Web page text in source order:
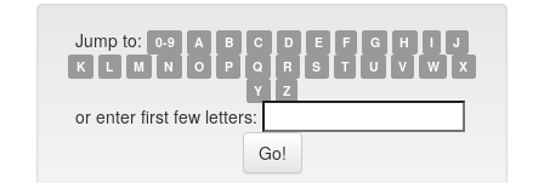
Jump to: 0-9 A B C D E F G H I
J
K
L M N O P Q R S T U V W
X
Y
Z
or enter first few letters: